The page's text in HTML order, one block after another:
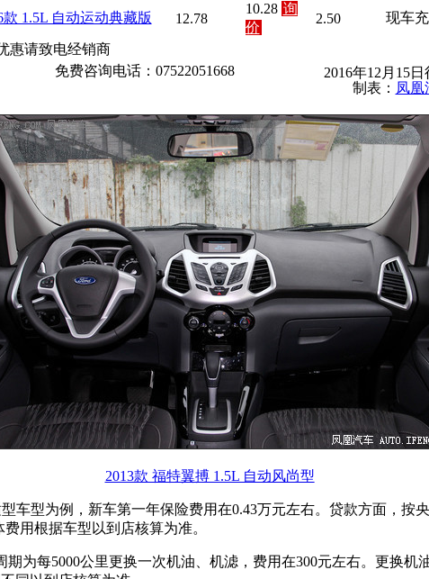
款 1.5L 自动运动典藏版 12.78
10.28 询
价
2.50 现车
惠请致电经销商
免费咨询电话：07522051668
2016年12月15日
制表： 凤凰
2013款 福特翼搏 1.5L 自动风尚型
车型为例，新车第一年保险费用在0.43万元左右。贷款方面，按
用根据车型以到店核算为准。
为每5000公里更换一次机油、机滤，费用在300元左右。更换